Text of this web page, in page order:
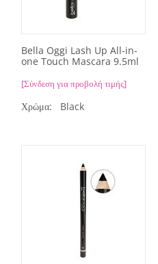
Bella Oggi Lash Up All-in-
one Touch Mascara 9.5ml
[Σύνδεση για προβολή τιμής]
Χρώμα: Black